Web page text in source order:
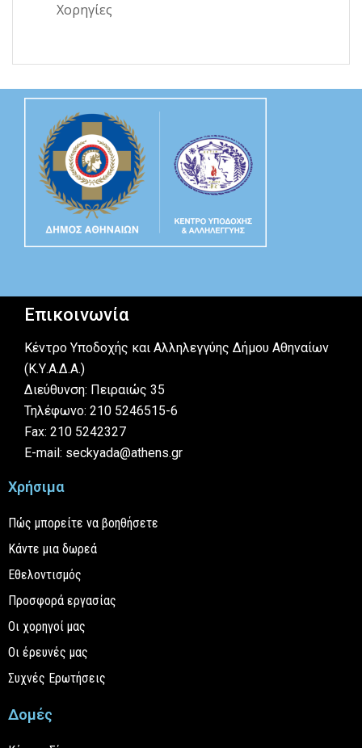
Χορηγίες
Επικοινωνία
Κέντρο Υποδοχής και Αλληλεγγύης Δήμου Αθηναίων
(Κ.Υ.Α.Δ.Α.)
Διεύθυνση: Πειραιώς 35
Τηλέφωνο: 210 5246515-6
Fax: 210 5242327
E-mail: seckyada@athens.gr
Χρήσιμα
Πώς μπορείτε να βοηθήσετε
Κάντε μια δωρεά
Εθελοντισμός
Προσφορά εργασίας
Οι χορηγοί μας
Οι έρευνές μας
Συχνές Ερωτήσεις
Δομές